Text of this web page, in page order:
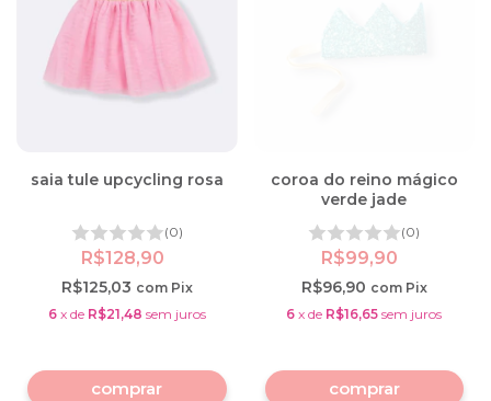
saia tule upcycling rosa
(0)
R$128,90
R$125,03 com Pix
6 x de R$21,48 sem juros
comprar
coroa do reino mágico
verde jade
(0)
R$99,90
R$96,90 com Pix
6 xde R$16,65 sem juros